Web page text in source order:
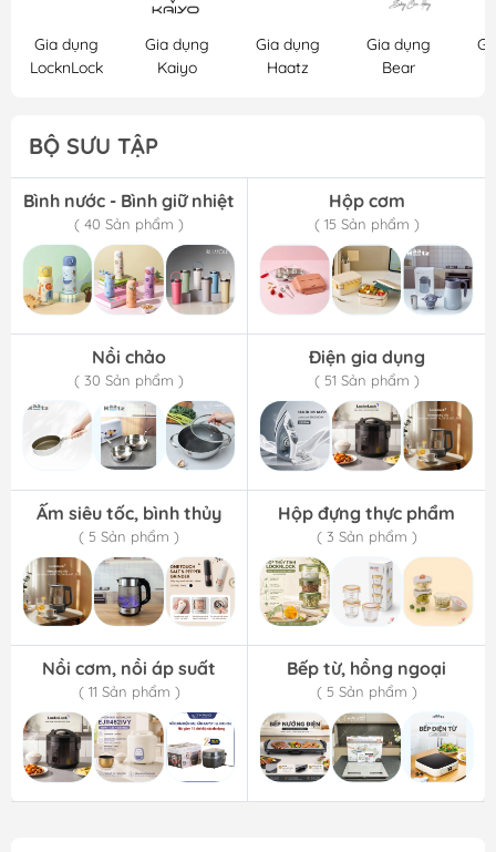
Gia dụng
LocknLock
Gia dụng
Kaiyo
Gia dụng
Haatz
Gia dụng
Bear
BỘ SƯU TẬP
Bình nước - Bình giữ nhiệt
( 40 Sản phẩm )
Hộp cơm
( 15 Sản phẩm )
Nồi chảo
( 30 Sản phẩm )
Điện gia dụng
( 51 Sản phẩm )
Ấm siêu tốc, bình thủy
( 5 Sản phẩm )
Hộp đựng thực phẩm
( 3 Sản phẩm )
Nồi cơm, nồi áp suất
( 11 Sản phẩm )
Bếp từ, hồng ngoại
( 5 Sản phẩm )